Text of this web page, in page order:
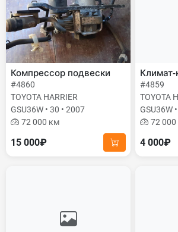
Компрессор подвески
#4860
TOYOTA HARRIER
GSU36W • 30 • 2007
72 000 км
15 000₽
Климат-
#4859
TOYOTA
GSU36W
72
4 000₽